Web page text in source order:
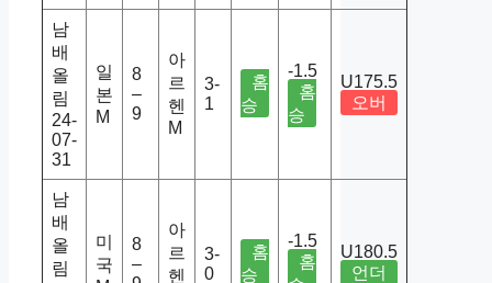
남
배
올
림
24-
07-
31
일
본
M
8
–
9
아
르
헨
M
3-
1
홈
승
-1.5
홈
승
U175.5
오버
남
배
올
림
미
국
8
–
아
르
헨
3-
0
홈
승
-1.5
홈
U180.5
언더